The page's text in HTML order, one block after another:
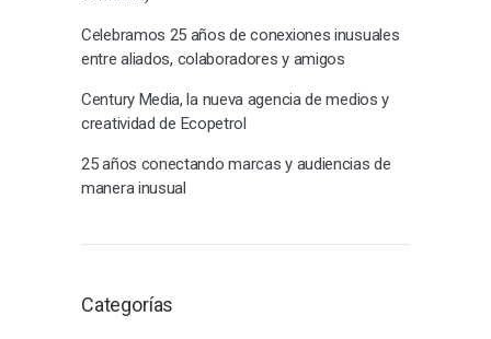
Celebramos 25 años de conexiones inusuales
entre aliados, colaboradores y amigos
Century Media, la nueva agencia de medios y
creatividad de Ecopetrol
25 años conectando marcas y audiencias de
manera inusual
Categorías